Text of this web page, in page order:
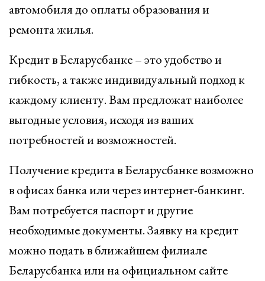
автомобиля до оплаты образования и
ремонта жилья.
Кредит в Беларусбанке – это удобство и
гибкость, а также индивидуальный подход к
каждому клиенту. Вам предложат наиболее
выгодные условия, исходя из ваших
потребностей и возможностей.
Получение кредита в Беларусбанке возможно
в офисах банка или через интернет-банкинг.
Вам потребуется паспорт и другие
необходимые документы. Заявку на кредит
можно подать в ближайшем филиале
Беларусбанка или на официальном сайте